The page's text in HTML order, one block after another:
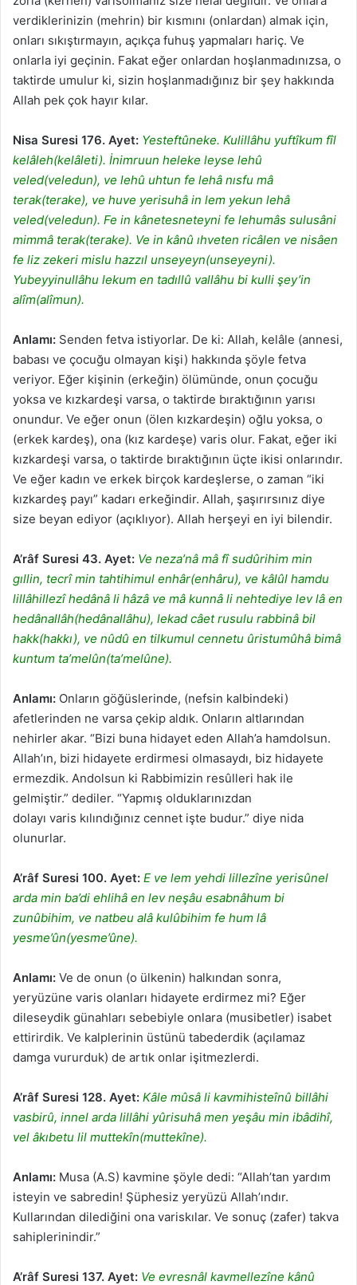
verdiklerinizin (mehrin) bir kısmını (onlardan) almak için,
onları sıkıştırmayın, açıkça fuhuş yapmaları hariç. Ve
onlarla iyi geçinin. Fakat eğer onlardan hoşlanmadınızsa, o
taktirde umulur ki, sizin hoşlanmadığınız bir şey hakkında
Allah pek çok hayır kılar.
Nisa Suresi 176. Ayet: Yesteftûneke. Kulillâhu yuftîkum fîl
kelâleh(kelâleti). İnimruun heleke leyse lehû
veled(veledun), ve lehû uhtun fe lehâ nısfu mâ
terak(terake), ve huve yerisuhâ in lem yekun lehâ
veled(veledun). Fe in kânetesneteyni fe lehumâs sulusâni
mimmâ terak(terake). Ve in kânû ıhveten ricâlen ve nisâen
fe liz zekeri mislu hazzıl unseyeyn(unseyeyni).
Yubeyyinullâhu lekum en tadıllû vallâhu bi kulli şey’in
alîm(alîmun).
Anlamı: Senden fetva istiyorlar. De ki: Allah, kelâle (annesi,
babası ve çocuğu olmayan kişi) hakkında şöyle fetva
veriyor. Eğer kişinin (erkeğin) ölümünde, onun çocuğu
yoksa ve kızkardeşi varsa, o taktirde bıraktığının yarısı
onundur. Ve eğer onun (ölen kızkardeşin) oğlu yoksa, o
(erkek kardeş), ona (kız kardeşe) varis olur. Fakat, eğer iki
kızkardeşi varsa, o taktirde bıraktığının üçte ikisi onlarındır.
Ve eğer kadın ve erkek birçok kardeşlerse, o zaman “iki
kızkardeş payı” kadarı erkeğindir. Allah, şaşırırsınız diye
size beyan ediyor (açıklıyor). Allah herşeyi en iyi bilendir.
A’râf Suresi 43. Ayet: Ve neza’nâ mâ fî sudûrihim min
gıllin, tecrî min tahtihimul enhâr(enhâru), ve kâlûl hamdu
lillâhillezî hedânâ li hâzâ ve mâ kunnâ li nehtediye lev lâ en
hedânallâh(hedânallâhu), lekad câet rusulu rabbinâ bil
hakk(hakkı), ve nûdû en tilkumul cennetu ûristumûhâ bimâ
kuntum ta’melûn(ta’melûne).
Anlamı: Onların göğüslerinde, (nefsin kalbindeki)
afetlerinden ne varsa çekip aldık. Onların altlarından
nehirler akar. “Bizi buna hidayet eden Allah’a hamdolsun.
Allah’ın, bizi hidayete erdirmesi olmasaydı, biz hidayete
ermezdik. Andolsun ki Rabbimizin resûlleri hak ile
gelmiştir.” dediler. “Yapmış olduklarınızdan
dolayı varis kılındığınız cennet işte budur.” diye nida
olunurlar.
A’râf Suresi 100. Ayet: E ve lem yehdi lillezîne yerisûnel
arda min ba’di ehlihâ en lev neşâu esabnâhum bi
zunûbihim, ve natbeu alâ kulûbihim fe hum lâ
yesme’ûn(yesme’ûne).
Anlamı: Ve de onun (o ülkenin) halkından sonra,
yeryüzüne varis olanları hidayete erdirmez mi? Eğer
dileseydik günahları sebebiyle onlara (musibetler) isabet
ettirirdik. Ve kalplerinin üstünü tabederdik (açılamaz
damga vururduk) de artık onlar işitmezlerdi.
A’râf Suresi 128. Ayet: Kâle mûsâ li kavmihisteînû billâhi
vasbirû, innel arda lillâhi yûrisuhâ men yeşâu min ibâdihî,
vel âkıbetu lil muttekîn(muttekîne).
Anlamı: Musa (A.S) kavmine şöyle dedi: “Allah’tan yardım
isteyin ve sabredin! Şüphesiz yeryüzü Allah’ındır.
Kullarından dilediğini ona variskılar. Ve sonuç (zafer) takva
sahiplerinindir.”
A’râf Suresi 137. Ayet: Ve evresnâl kavmellezîne kânû